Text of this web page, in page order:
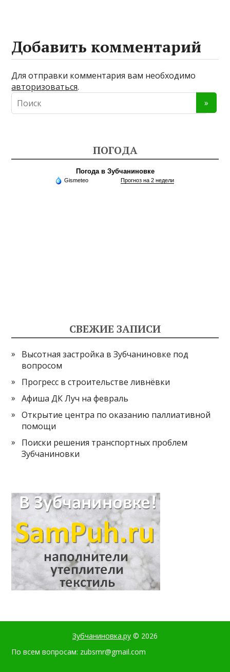
Добавить комментарий
Для отправки комментария вам необходимо
авторизоваться.
ПОГОДА
Погода в Зубчаниновке
Gismeteo Прогноз на 2 недели
СВЕЖИЕ ЗАПИСИ
Высотная застройка в Зубчаниновке под
вопросом
Прогресс в строительстве ливнёвки
Афиша ДК Луч на февраль
Открытие центра по оказанию паллиативной
помощи
Поиски решения транспортных проблем
Зубчаниновки
Зубчаниновка.ру © 2026
По всем вопросам: zubsmr@gmail.com